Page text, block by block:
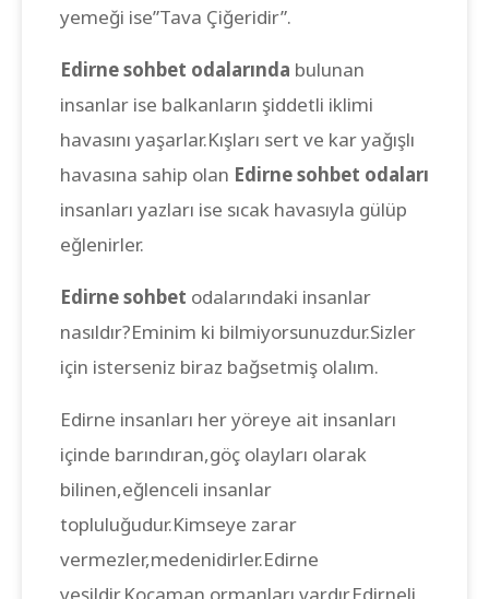
yemeği ise”Tava Çiğeridir”.
Edirne sohbet odalarında bulunan
insanlar ise balkanların şiddetli iklimi
havasını yaşarlar.Kışları sert ve kar yağışlı
havasına sahip olan Edirne sohbet odaları
insanları yazları ise sıcak havasıyla gülüp
eğlenirler.
Edirne sohbet odalarındaki insanlar
nasıldır?Eminim ki bilmiyorsunuzdur.Sizler
için isterseniz biraz bağsetmiş olalım.
Edirne insanları her yöreye ait insanları
içinde barındıran,göç olayları olarak
bilinen,eğlenceli insanlar
topluluğudur.Kimseye zarar
vermezler,medenidirler.Edirne